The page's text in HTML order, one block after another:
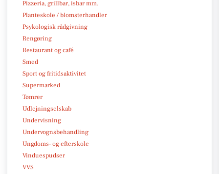
Pizzeria, grillbar, isbar mm.
Planteskole / blomsterhandler
Psykologisk rådgivning
Rengøring
Restaurant og café
Smed
Sport og fritidsaktivitet
Supermarked
Tømrer
Udlejningselskab
Undervisning
Undervognsbehandling
Ungdoms- og efterskole
Vinduespudser
VVS